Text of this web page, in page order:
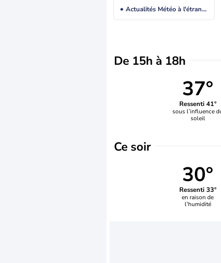
Actualités Météo à l'étranger
De 15h à 18h
37°
Ressenti 41°
sous l’influence
soleil
Ce soir
30°
Ressenti 33°
en raison de
l'humidité